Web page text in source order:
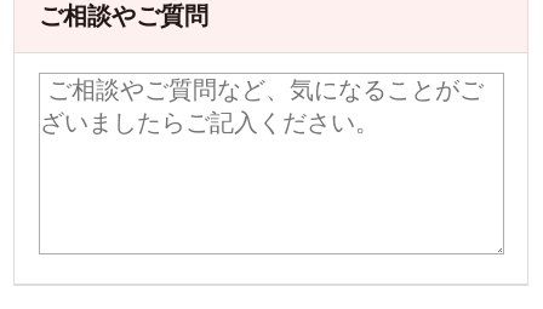
ご相談やご質問